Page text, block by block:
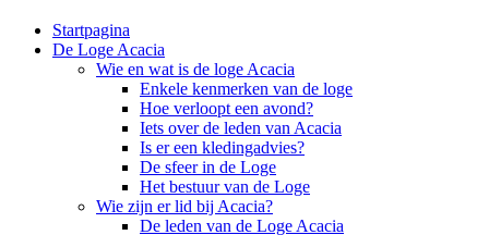
Startpagina
De Loge Acacia
Wie en wat is de loge Acacia
Enkele kenmerken van de loge
Hoe verloopt een avond?
Iets over de leden van Acacia
Is er een kledingadvies?
De sfeer in de Loge
Het bestuur van de Loge
Wie zijn er lid bij Acacia?
De leden van de Loge Acacia